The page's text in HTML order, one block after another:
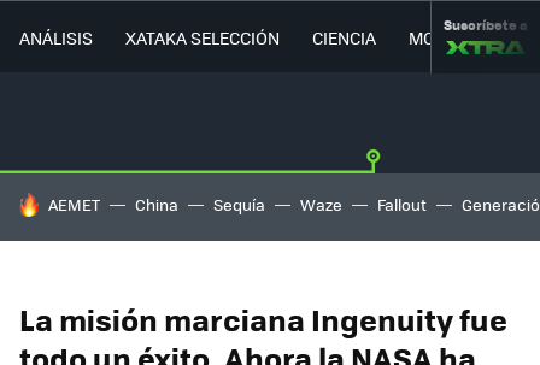
ANÁLISIS XATAKA SELECCIÓN CIENCIA MOVILIDAD
Suscríbete a
HOY SE HABLA DE
AEMET China Sequía Waze Fallout
La misión marciana Ingenuity fue